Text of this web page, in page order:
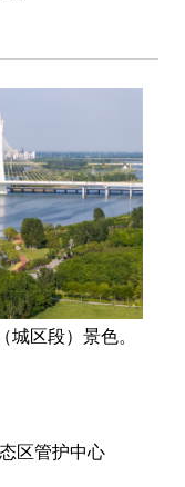
城区段）景色。
区管护中心